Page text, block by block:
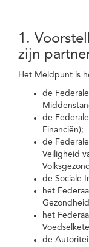
1.
zijn
Het Meldpunt is
de
de
Financiën);
de
Veiligheid
de Sociale
het
het
de